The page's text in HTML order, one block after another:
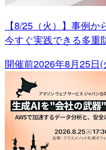
【8/25（火）】事例
今すぐ実践できる多重
開催前2026年8月25日(